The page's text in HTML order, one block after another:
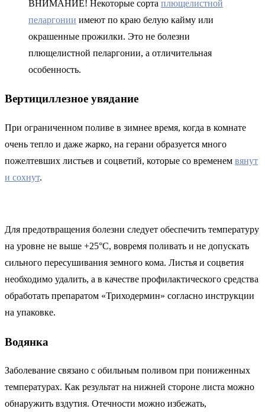
ВНИМАНИЕ! Некоторые сорта плющелистной
пеларгонии имеют по краю белую кайму или
окрашенные прожилки. Это не болезни
плющелистной пеларгонии, а отличительная
особенность.
Вертициллезное увядание
При ограниченном поливе в зимнее время, когда в комнате
очень тепло и даже жарко, на герани образуется много
пожелтевших листьев и соцветий, которые со временем вянут
и сохнут.
Для предотвращения болезни следует обеспечить температуру
на уровне не выше +25°С, вовремя поливать и не допускать
сильного пересушивания земного кома. Листья и соцветия
необходимо удалить, а в качестве профилактического средства
обработать препаратом «Триходермин» согласно инструкции
на упаковке.
Водянка
Заболевание связано с обильным поливом при пониженных
температурах. Как результат на нижней стороне листа можно
обнаружить вздутия. Отечности можно избежать,